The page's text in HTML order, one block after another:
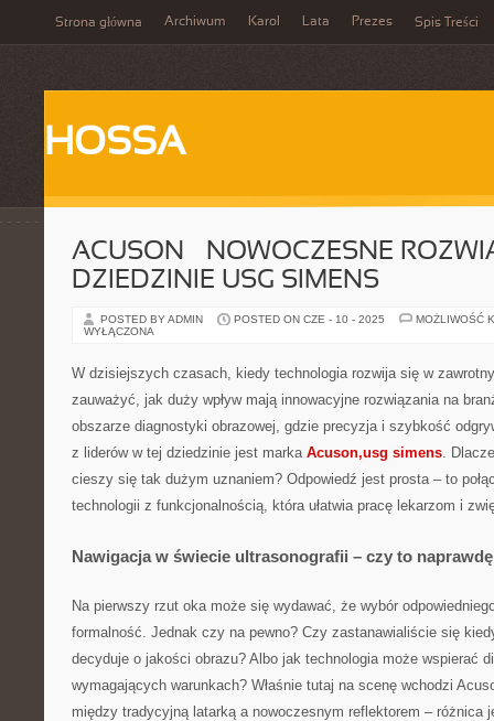
Strona główna Archiwum Karol Lata Prezes Spis Treści
HOSSA
ACUSON – NOWOCZESNE
DZIEDZINIE USG SIMENS
POSTED BY ADMIN POSTED ON CZE - 10 - 2025
MOŻLIWOŚĆ
WYŁĄCZONA
W dzisiejszych czasach, kiedy technologia rozwija się w
zauważyć, jak duży wpływ mają innowacyjne rozwiązania na
obszarze diagnostyki obrazowej, gdzie precyzja i szybkość
z liderów w tej dziedzinie jest marka Acuson,usg simens.
cieszy się tak dużym uznaniem? Odpowiedź jest prosta – to
technologii z funkcjonalnością, która ułatwia pracę lekarzom i
Nawigacja w świecie ultrasonografii – czy to
Na pierwszy rzut oka może się wydawać, że wybór
formalność. Jednak czy na pewno? Czy zastanawialiście się
decyduje o jakości obrazu? Albo jak technologia może wspierać
wymagających warunkach? Właśnie tutaj na scenę wchodzi
między tradycyjną latarką a nowoczesnym reflektorem – różnica